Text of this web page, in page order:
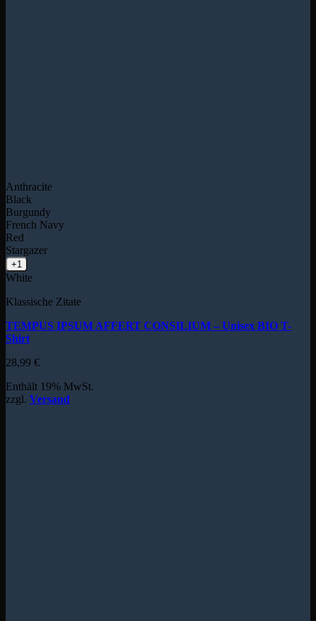
Anthracite
Black
Burgundy
French Navy
Red
Stargazer
+1
White
Klassische Zitate
TEMPUS IPSUM AFFERT CONSILIUM – Unisex BIO T-
Shirt
28,99 €
Enthält 19% MwSt.
zzgl. Versand